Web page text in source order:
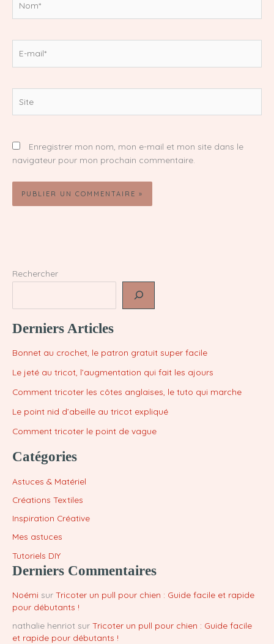
mail*
Enregistrer mon nom, mon e-mail et mon site dans le
navigateur pour mon prochain commentaire.
Rechercher
Derniers Articles
Bonnet au crochet, le patron gratuit super facile
Le jeté au tricot, l’augmentation qui fait les ajours
Comment tricoter les côtes anglaises, le tuto qui marche
Le point nid d’abeille au tricot expliqué
Comment tricoter le point de vague
Catégories
Astuces & Matériel
Créations Textiles
Inspiration Créative
Mes astuces
Tutoriels DIY
Derniers Commentaires
Noémi sur Tricoter un pull pour chien : Guide facile et rapide
pour débutants !
nathalie henriot sur Tricoter un pull pour chien : Guide facile
et rapide pour débutants !